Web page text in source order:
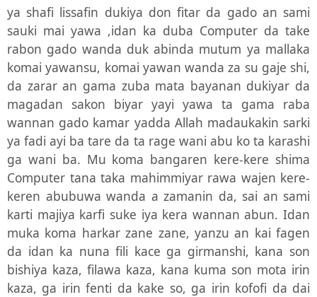
ya shafi lissafin dukiya don fitar da gado an sami
sauki mai yawa ,idan ka duba Computer da take
rabon gado wanda duk abinda mutum ya mallaka
komai yawansu, komai yawan wanda za su gaje shi,
da zarar an gama zuba mata bayanan dukiyar da
magadan sakon biyar yayi yawa ta gama raba
wannan gado kamar yadda Allah madaukakin sarki
ya fadi ayi ba tare da ta rage wani abu ko ta karashi
ga wani ba. Mu koma bangaren kere-kere shima
Computer tana taka mahimmiyar rawa wajen kere-
keren abubuwa wanda a zamanin da, sai an sami
karti majiya karfi suke iya kera wannan abun. Idan
muka koma harkar zane zane, yanzu an kai fagen
da idan ka nuna fili kace ga girmanshi, kana son
bishiya kaza, filawa kaza, kana kuma son mota irin
kaza, ga irin fenti da kake so, ga irin kofofi da dai